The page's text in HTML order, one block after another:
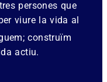
persones que
viure la vida al
construïm
actiu.